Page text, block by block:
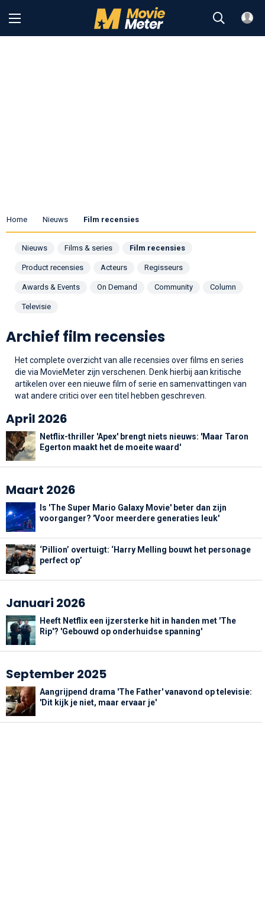
Home Nieuws Film recensies
Nieuws Films & series Film recensies
Product recensies Acteurs Regisseurs
Awards & Events On Demand Community Column
Televisie
Archief film recensies
Het complete overzicht van alle recensies over films en series
die via MovieMeter zijn verschenen. Denk hierbij aan kritische
artikelen over een nieuwe film of serie en samenvattingen van
wat andere critici over een titel hebben geschreven.
April 2026
Netflix-thriller 'Apex' brengt niets nieuws: 'Maar Taron
Egerton maakt het de moeite waard'
Maart 2026
Is 'The Super Mario Galaxy Movie' beter dan zijn
voorganger? 'Voor meerdere generaties leuk'
‘Pillion’ overtuigt: ‘Harry Melling bouwt het personage
perfect op’
Januari 2026
Heeft Netflix een ijzersterke hit in handen met 'The
Rip'? 'Gebouwd op onderhuidse spanning'
September 2025
Aangrijpend drama 'The Father' vanavond op televisie:
'Dit kijk je niet, maar ervaar je'